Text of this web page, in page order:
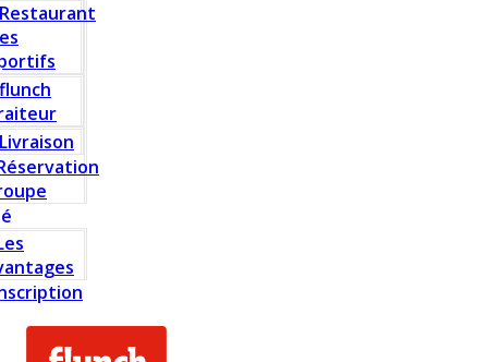
Restaurant
flunch
Livraison